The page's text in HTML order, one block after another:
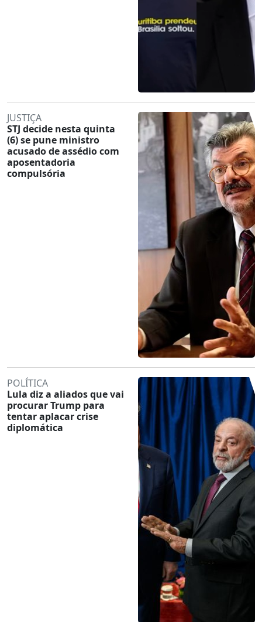
JUSTIÇA
STJ decide nesta quinta
(6) se pune ministro
acusado de assédio com
aposentadoria
compulsória
POLÍTICA
Lula diz a aliados que vai
procurar Trump para
tentar aplacar crise
diplomática